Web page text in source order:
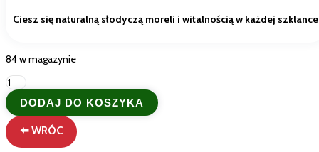
Ciesz się naturalną słodyczą moreli i witalnością w każdej
84 w magazynie
ilość
Yoga
Albicocca
–
Włoski
nektar
DODAJ DO KOSZYKA
⬅️ WRÓC